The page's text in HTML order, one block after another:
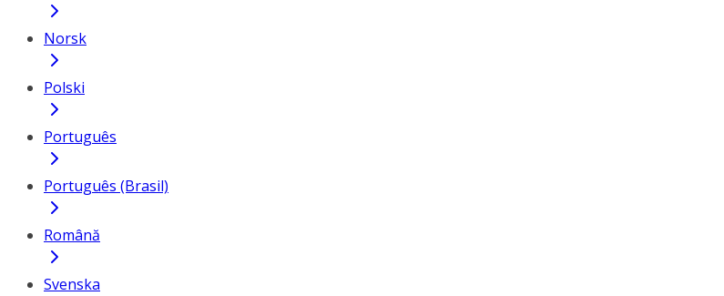
Norsk
Polski
Português
Português (Brasil)
Română
Svenska